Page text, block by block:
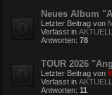
Neues Album
Letzter Beitrag von
Verfasst in
Antworten: 78
TOUR 2026
Letzter Beitrag von
Verfasst in
Antworten: 11